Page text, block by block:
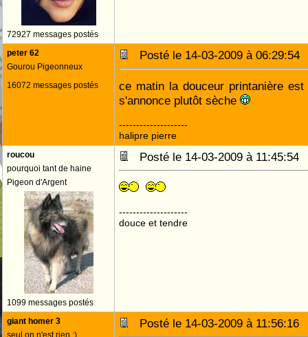
72927 messages postés
peter 62
Gourou Pigeonneux
16072 messages postés
Posté le 14-03-2009 à
ce matin la douceur printanière
s'annonce plutôt sèche
--------------------
halipre pierre
roucou
pourquoi tant de haine
Pigeon d'Argent
1099 messages postés
Posté le 14-03-2009 à
--------------------
douce et tendre
giant homer 3
seul on n'est rien ;)
Posté le 14-03-2009 à